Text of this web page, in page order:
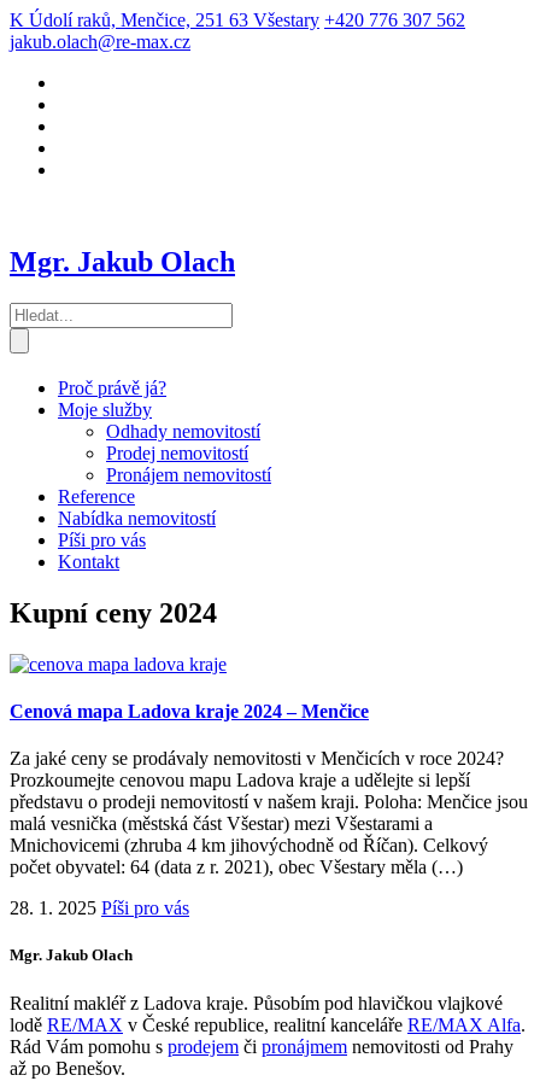
K Údolí raků, Menčice, 251 63 Všestary +420 776 307 562
jakub.olach@re-max.cz
Mgr. Jakub Olach
Proč právě já?
Moje služby
Odhady nemovitostí
Prodej nemovitostí
Pronájem nemovitostí
Reference
Nabídka nemovitostí
Píši pro vás
Kontakt
Kupní ceny 2024
Cenová mapa Ladova kraje 2024 – Menčice
Za jaké ceny se prodávaly nemovitosti v Menčicích v roce 2024?
Prozkoumejte cenovou mapu Ladova kraje a udělejte si lepší
představu o prodeji nemovitostí v našem kraji. Poloha: Menčice jsou
malá vesnička (městská část Všestar) mezi Všestarami a
Mnichovicemi (zhruba 4 km jihovýchodně od Říčan). Celkový
počet obyvatel: 64 (data z r. 2021), obec Všestary měla (…)
28. 1. 2025 Píši pro vás
Mgr. Jakub Olach
Realitní makléř z Ladova kraje. Působím pod hlavičkou vlajkové
lodě RE/MAX v České republice, realitní kanceláře RE/MAX Alfa.
Rád Vám pomohu s prodejem či pronájmem nemovitosti od Prahy
až po Benešov.